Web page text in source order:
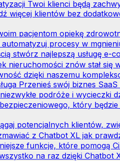
Twoi klienci będą
więcej klientów bez
pacjentom opiekę
procesy w
stwórz najlepszą usługę e-
nieruchomości znów stał się
dzięki naszemu
Przenieś swój biznes
podróże i wycieczki
który będzie
potencjalnych klientów,
z Chatbot XL jak
funkcje, które pomogą
na raz dzięki Chatbot